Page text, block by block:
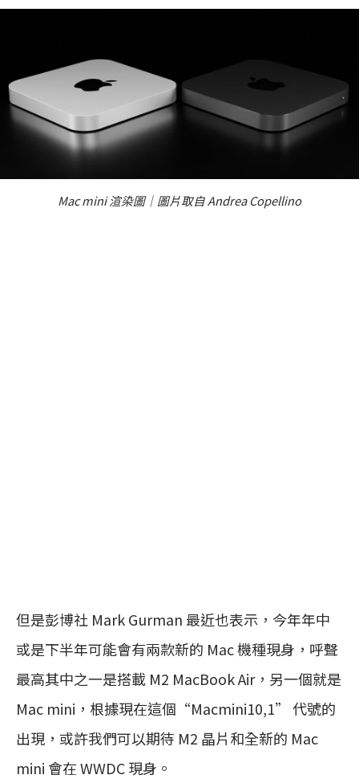
Mac mini 渲染圖｜圖片取自 Andrea Copellino
但是彭博社 Mark Gurman 最近也表示，今年年中
或是下半年可能會有兩款新的 Mac 機種現身，呼聲
最高其中之一是搭載 M2 MacBook Air，另一個就是
Mac mini，根據現在這個“Macmini10,1” 代號的
出現，或許我們可以期待 M2 晶片和全新的 Mac
mini 會在 WWDC 現身。